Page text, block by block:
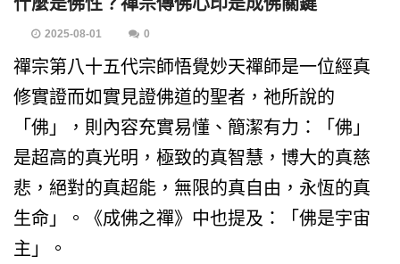
2025-08-01 0
禪宗第八十五代宗師悟覺妙天禪師是一位經真
修實證而如實見證佛道的聖者，祂所說的
「佛」，則內容充實易懂、簡潔有力：「佛」
是超高的真光明，極致的真智慧，博大的真慈
悲，絕對的真超能，無限的真自由，永恆的真
生命」。《成佛之禪》中也提及：「佛是宇宙
主」。